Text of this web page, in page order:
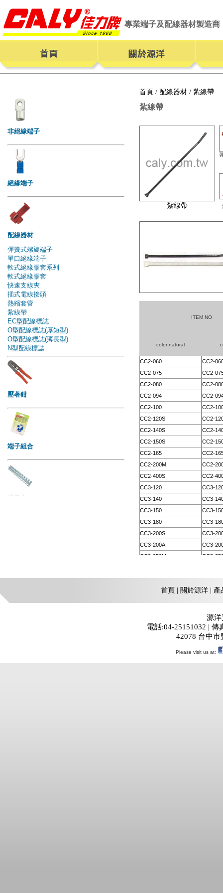
專業端子及配線器材製造商
首頁 / 配線器材 / 紮線帶
紮線帶
紮線帶
ITEM NO
color:natural
首頁 關於源洋| 產